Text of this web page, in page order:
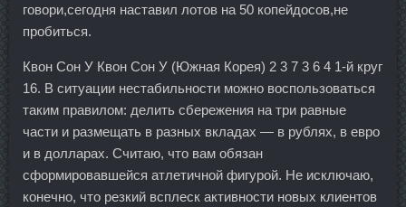
говори,сегодня наставил лотов на 50 копейдосов,не
пробиться.
Квон Сон У Квон Сон У (Южная Корея) 2 3 7 3 6 4 1-й круг
16. В ситуации нестабильности можно воспользоваться
таким правилом: делить сбережения на три равные
части и размещать в разных вкладах — в рублях, в евро
и в долларах. Считаю, что вам обязан
сформировавшейся атлетичной фигурой. Не исключаю,
конечно, что резкий всплеск активности новых клиентов